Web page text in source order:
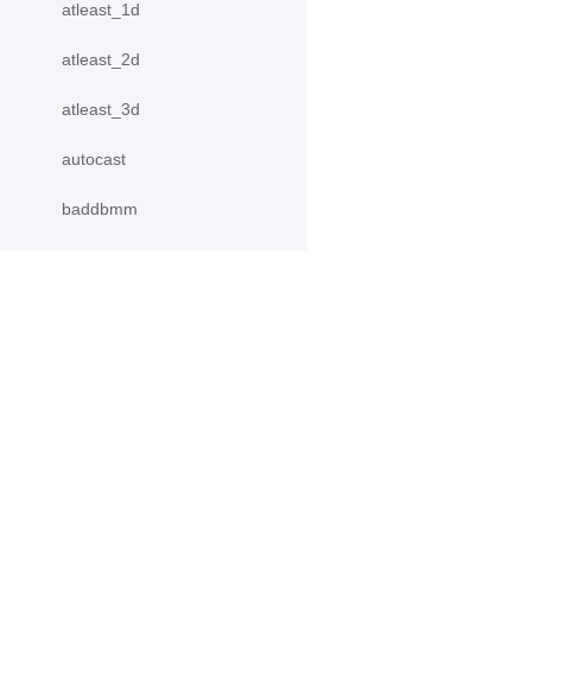
atleast_1d
atleast_2d
atleast_3d
autocast
baddbmm